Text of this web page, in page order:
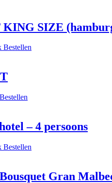
SIZE
Bestellen
Bestellen
– 4 persoons
Bestellen
Gran